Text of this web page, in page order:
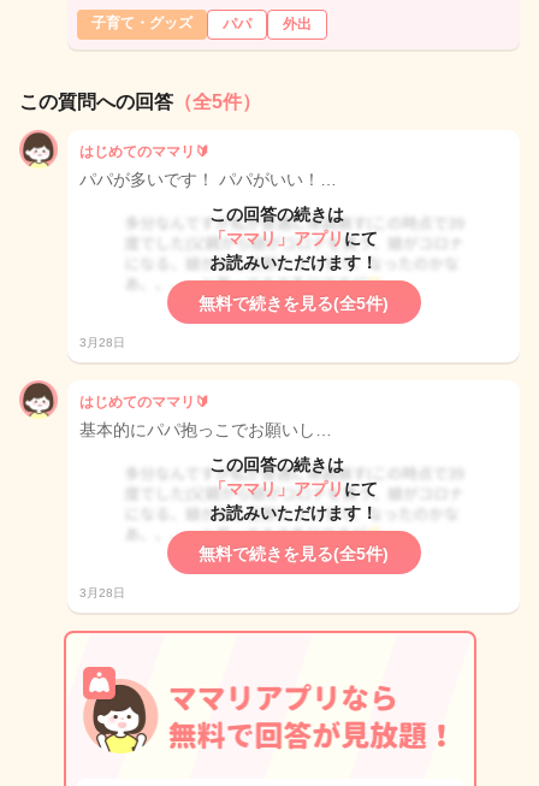
子育て・グッズ パパ 外出
この質問への回答 （全5件）
はじめてのママリ🔰
パパが多いです！ パパがいい！…
この回答の続きは
「ママリ」アプリ にて
お読みいただけます！
無料で続きを見る(全5件)
3月28日
はじめてのママリ🔰
基本的にパパ抱っこでお願いし…
この回答の続きは
「ママリ」アプリ にて
お読みいただけます！
無料で続きを見る(全5件)
3月28日